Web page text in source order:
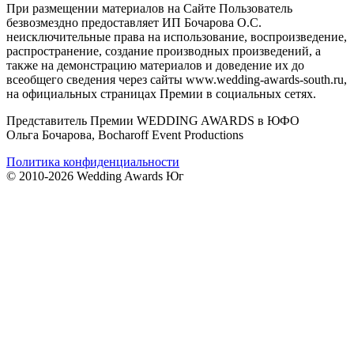
При размещении материалов на Сайте Пользователь
безвозмездно предоставляет ИП Бочарова О.С.
неисключительные права на использование, воспроизведение,
распространение, создание производных произведений, а
также на демонстрацию материалов и доведение их до
всеобщего сведения через сайты www.wedding-awards-south.ru,
на официальных страницах Премии в социальных сетях.
Представитель Премии WEDDING AWARDS в ЮФО
Ольга Бочарова, Bocharoff Event Productions
Политика конфиденциальности
© 2010-2026 Wedding Awards Юг